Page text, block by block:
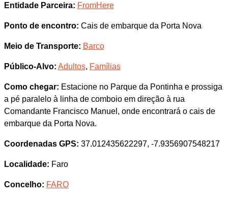
Entidade Parceira: FromHere
Ponto de encontro: Cais de embarque da Porta Nova
Meio de Transporte: Barco
Público-Alvo: Adultos, Famílias
Como chegar: Estacione no Parque da Pontinha e prossiga
a pé paralelo à linha de comboio em direção à rua
Comandante Francisco Manuel, onde encontrará o cais de
embarque da Porta Nova.
Coordenadas GPS: 37.012435622297, -7.9356907548217
Localidade: Faro
Concelho: FARO